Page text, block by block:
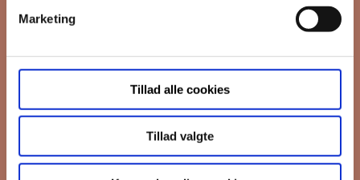
Marketing
Tillad alle cookies
Tillad valgte
Interesseret i
Ejerboliger
Lejeboliger
Andelsboliger